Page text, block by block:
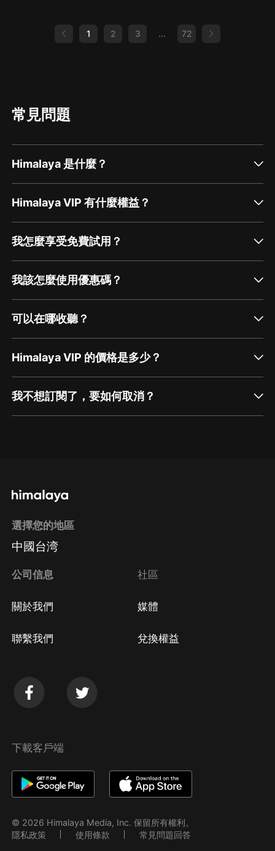
1 2 3 ... 72
常見問題
Himalaya 是什麼？
Himalaya VIP 有什麼權益？
我怎麼享受免費試用？
我該怎麼使用優惠碼？
可以在哪收聽？
Himalaya VIP 的價格是多少？
我不想訂閱了，要如何取消？
方法 Google Play取消訂閱方法
選擇您的地區
中國台湾
公司信息
關於我們
聯繫我們
社區
媒體
兌換權益
下載客戶端
© 2026 Himalaya Media, Inc. 保留所有權利。
隱私政策
使用條款 常見問題回答